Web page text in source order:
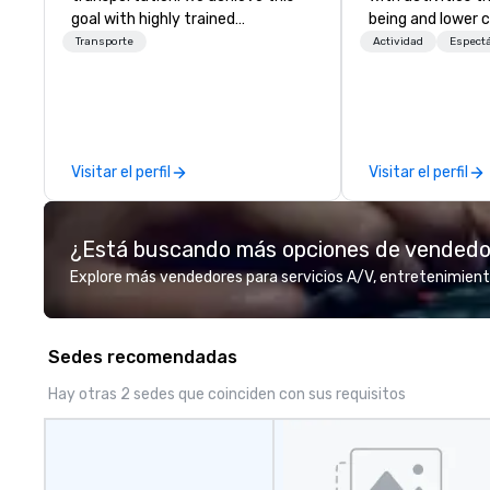
goal with highly trained
chauffeurs, the newest vehicles
perfectly maintained fleet of late
model luxury vehicles to the
professional team of chauffeurs
and support staff; you will know
Costa Limousine.
Transporte
Visitar el perfil
being and lower
Explore the
Actividad
Visitar el perfil
¿Está buscando más opciones de
Explore más vendedores para servicios A/V,
Sedes recomendadas
Hay otras 2 sedes que coinciden con sus requisitos